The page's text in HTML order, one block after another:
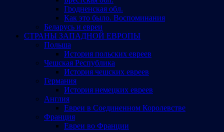
Гродненская обл.
Как это было. Воспоминания
Беларусь и евреи
СТРАНЫ ЗАПАДНОЙ ЕВРОПЫ
Польша
История польских евреев
Чешская Республика
История чешских евреев
Германия
История немецких евреев
Англия
Евреи в Соединенном Королевстве
Франция
Евреи во Франции